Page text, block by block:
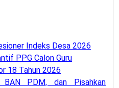
Indeks Desa 2026
PPG Calon Guru
18 Tahun 2026
BAN PDM, dan Pisahkan